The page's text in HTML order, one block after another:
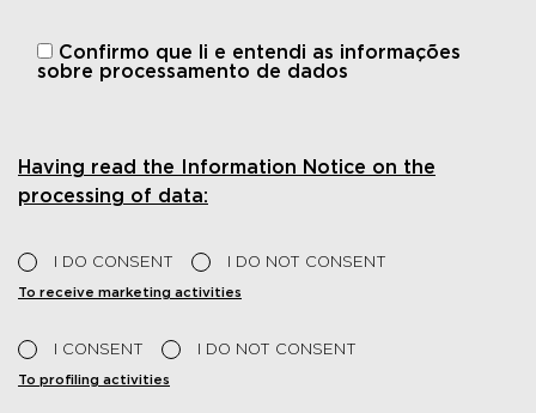
Confirmo que li e entendi as informações
sobre processamento de dados
Having read the Information Notice on the
processing of data:
I DO CONSENT I DO NOT CONSENT
To receive marketing activities
I CONSENT I DO NOT CONSENT
To profiling activities